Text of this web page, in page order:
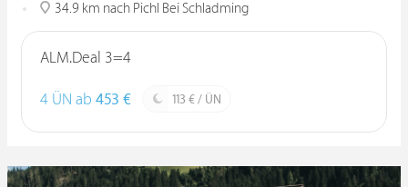
34.9 km nach Pichl Bei Schladming
ALM.Deal 3=4
4 ÜN ab 453 € 113 € / ÜN